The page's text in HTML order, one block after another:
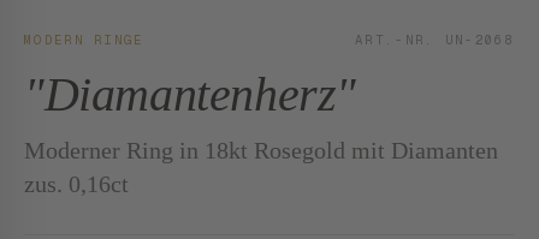
MODERN RINGE ART.-NR. UN-2068
"Diamantenherz"
Moderner Ring in 18kt Rosegold mit Diamanten
zus. 0,16ct